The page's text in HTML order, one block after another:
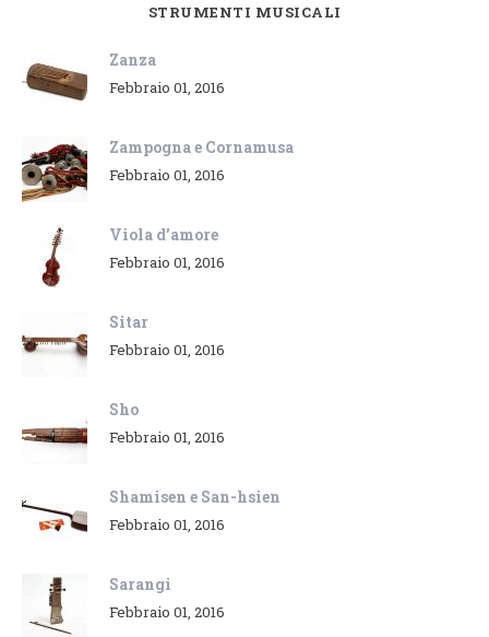
STRUMENTI MUSICALI
Zanza
Febbraio 01, 2016
Zampogna e Cornamusa
Febbraio 01, 2016
Viola d’amore
Febbraio 01, 2016
Sitar
Febbraio 01, 2016
Sho
Febbraio 01, 2016
Shamisen e San-hsien
Febbraio 01, 2016
Sarangi
Febbraio 01, 2016